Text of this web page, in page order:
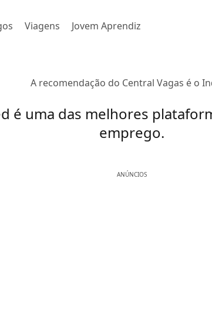
Viagens Jovem Aprendiz
A recomendação do Central Vagas é o
é uma das melhores
emprego.
ANÚNCIOS